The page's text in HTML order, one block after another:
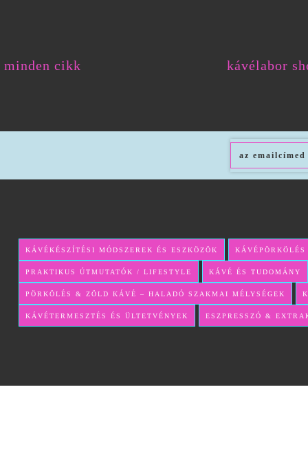
minden cikk kávélabor
KÁVÉKÉSZÍTÉSI MÓDSZEREK ÉS ESZKÖZÖK
PRAKTIKUS ÚTMUTATÓK / LIFESTYLE KÁVÉ ÉS TUDOMÁNY
PÖRKÖLÉS & ZÖLD KÁVÉ – HALADÓ SZAKMAI MÉLYSÉGEK
KÁVÉTERMESZTÉS ÉS ÜLTETVÉNYEK ESZPRESSZÓ &